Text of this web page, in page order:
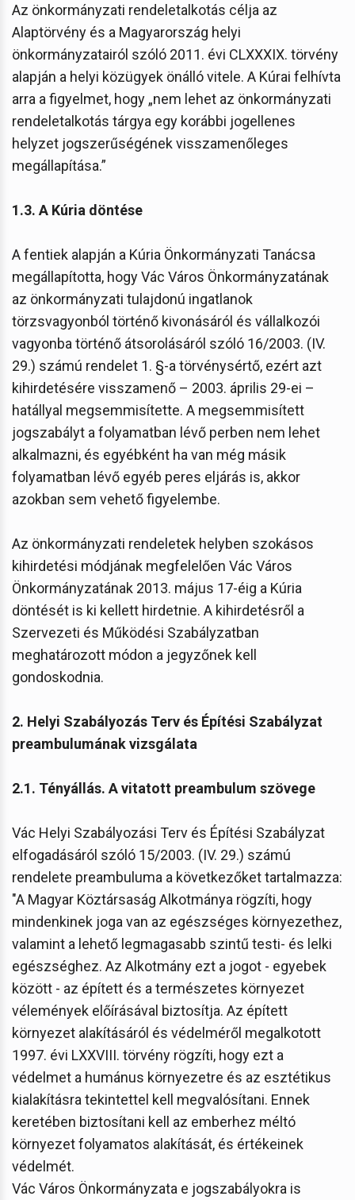
Az önkormányzati rendeletalkotás célja az
Alaptörvény és a Magyarország helyi
önkormányzatairól szóló 2011. évi CLXXXIX. törvény
alapján a helyi közügyek önálló vitele. A Kúrai felhívta
arra a figyelmet, hogy „nem lehet az önkormányzati
rendeletalkotás tárgya egy korábbi jogellenes
helyzet jogszerűségének visszamenőleges
megállapítása.”
1.3. A Kúria döntése
A fentiek alapján a Kúria Önkormányzati Tanácsa
megállapította, hogy Vác Város Önkormányzatának
az önkormányzati tulajdonú ingatlanok
törzsvagyonból történő kivonásáról és vállalkozói
vagyonba történő átsorolásáról szóló 16/2003. (IV.
29.) számú rendelet 1. §-a törvénysértő, ezért azt
kihirdetésére visszamenő – 2003. április 29-ei –
hatállyal megsemmisítette. A megsemmisített
jogszabályt a folyamatban lévő perben nem lehet
alkalmazni, és egyébként ha van még másik
folyamatban lévő egyéb peres eljárás is, akkor
azokban sem vehető figyelembe.
Az önkormányzati rendeletek helyben szokásos
kihirdetési módjának megfelelően Vác Város
Önkormányzatának 2013. május 17-éig a Kúria
döntését is ki kellett hirdetnie. A kihirdetésről a
Szervezeti és Működési Szabályzatban
meghatározott módon a jegyzőnek kell
gondoskodnia.
2. Helyi Szabályozás Terv és Építési Szabályzat
preambulumának vizsgálata
2.1. Tényállás. A vitatott preambulum szövege
Vác Helyi Szabályozási Terv és Építési Szabályzat
elfogadásáról szóló 15/2003. (IV. 29.) számú
rendelete preambuluma a következőket tartalmazza:
"A Magyar Köztársaság Alkotmánya rögzíti, hogy
mindenkinek joga van az egészséges környezethez,
valamint a lehető legmagasabb szintű testi- és lelki
egészséghez. Az Alkotmány ezt a jogot - egyebek
között - az épített és a természetes környezet
vélemények előírásával biztosítja. Az épített
környezet alakításáról és védelméről megalkotott
1997. évi LXXVIII. törvény rögzíti, hogy ezt a
védelmet a humánus környezetre és az esztétikus
kialakításra tekintettel kell megvalósítani. Ennek
keretében biztosítani kell az emberhez méltó
környezet folyamatos alakítását, és értékeinek
védelmét.
Vác Város Önkormányzata e jogszabályokra is